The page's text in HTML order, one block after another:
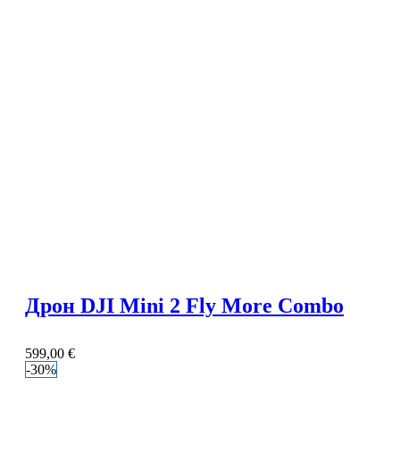
Дрон DJI Mini 2 Fly More Combo
599,00 €
-30%